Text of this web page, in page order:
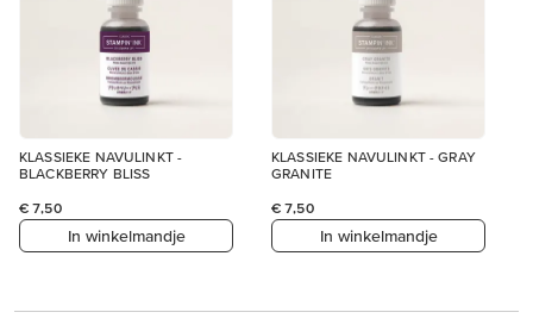
KLASSIEKE NAVULINKT -
BLACKBERRY BLISS
€ 7,50
In winkelmandje
KLASSIEKE NAVULINKT - GRAY
GRANITE
€ 7,50
In winkelmandje